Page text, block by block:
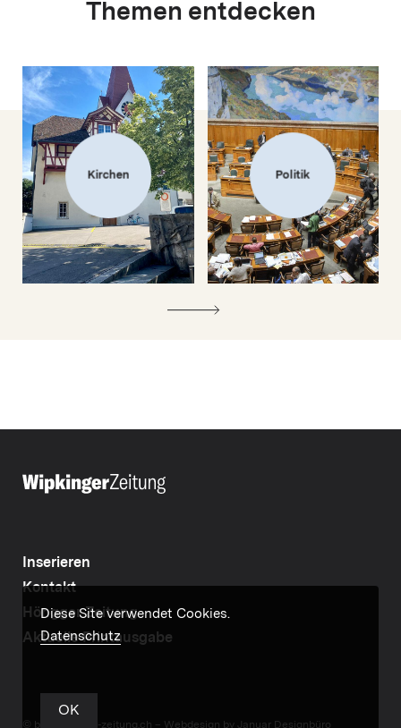
Themen entdecken
Kirchen Politik
Inserieren
Kontakt
Höngger Zeitung
Aktuelle Printausgabe
© by wipkinger-zeitung.ch – Webdesign by Januar Designbüro
Diese Site verwendet Cookies.
Datenschutz
OK